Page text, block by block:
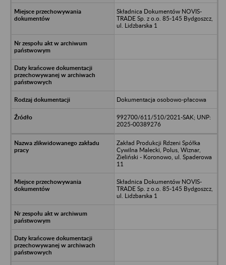
Składnica Dokumentów NOVIS-
TRADE Sp. z o.o. 85-145 Bydgoszcz,
ul. Lidzbarska 1
Dokumentacja osobowo-płacowa
992700/611/510/2021-SAK; UNP:
2025-00389276
Zakład Produkcji Rdzeni Spółka
Cywilna Malecki, Polus, Wiznar,
Zieliński - Koronowo, ul. Spaderowa
11
Składnica Dokumentów NOVIS-
TRADE Sp. z o.o. 85-145 Bydgoszcz,
ul. Lidzbarska 1